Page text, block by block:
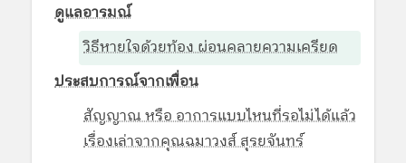
ดูแลอารมณ์
วิธีหายใจด้วยท้อง ผ่อนคลายความเครียด
ประสบการณ์จากเพื่อน
สัญญาณ หรือ อาการแบบไหนที่รอไม่ได้แล้ว
เรื่องเล่าจากคุณฉมาวงส์ สุรยจันทร์